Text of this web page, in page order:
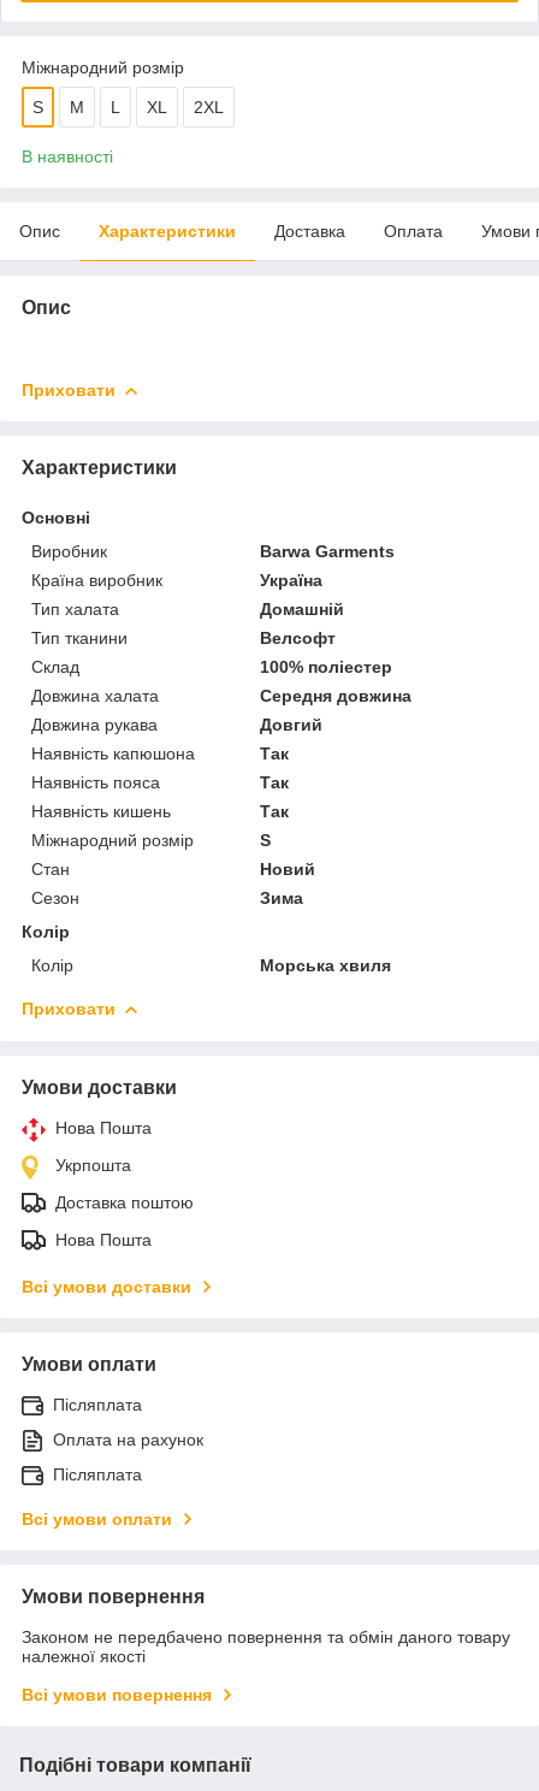
Міжнародний розмір
S M L XL 2XL
В наявності
Опис Характеристики Доставка Оплата Умови
Опис
Приховати
Характеристики
Основні
Виробник
Barwa Garments
Країна виробник
Україна
Тип халата
Домашній
Тип тканини
Велсофт
Склад
100% поліестер
Довжина халата
Середня довжина
Довжина рукава
Довгий
Наявність капюшона
Так
Наявність пояса
Так
Наявність кишень
Так
Міжнародний розмір
S
Стан
Новий
Сезон
Зима
Колір
Колір
Морська хвиля
Приховати
Умови доставки
Нова Пошта
Укрпошта
Доставка поштою
Нова Пошта
Всі умови доставки
Умови оплати
Післяплата
Оплата на рахунок
Післяплата
Всі умови оплати
Умови повернення
Законом не передбачено повернення та обмін даного товару
належної якості
Всі умови повернення
Подібні товари компанії